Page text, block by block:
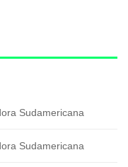
Sudamericana
Sudamericana